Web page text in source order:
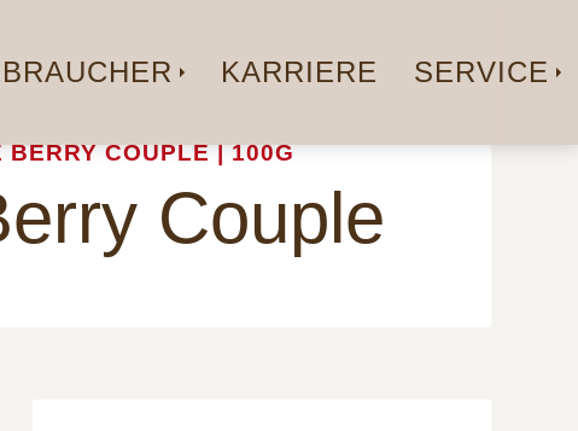
KARRIERE SERVICE
COUPLE | 100G
Couple